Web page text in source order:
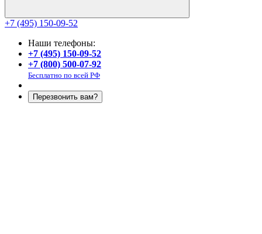
+7 (495) 150-09-52
Наши телефоны:
+7 (495) 150-09-52
+7 (800) 500-07-92
Бесплатно по всей РФ
Перезвонить вам?